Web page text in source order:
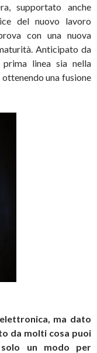
supportato anche
del nuovo lavoro
con una nuova
Anticipato da
linea sia nella
una fusione
ma dato
da molti cosa puoi
un modo per